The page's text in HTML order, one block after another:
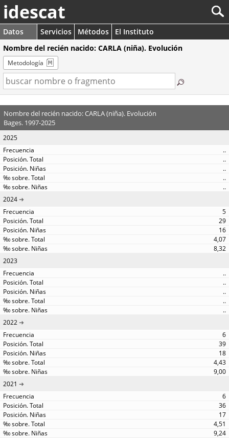
idescat
Datos Servicios Métodos
El Instituto
Nombre del recién nacido: CARLA (niña). Evolución
Metodología
Nombre del recién nacido: CARLA (niña). Evolución
Bages. 1997-2025
2025
..
..
..
..
..
2024
5
29
16
4,07
8,32
2023
..
..
..
..
..
2022
6
39
18
4,43
9,00
2021
6
36
17
4,51
9,24